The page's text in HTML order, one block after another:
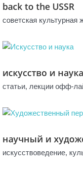
back to the USSR
советская культурная
искусство и наука
статьи, лекции офф-
научный и
искусствоведение,